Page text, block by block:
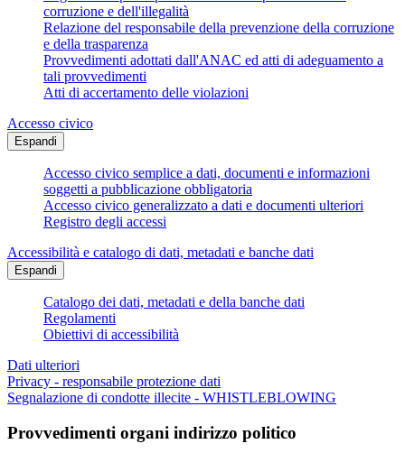
corruzione e dell'illegalità
Relazione del responsabile della prevenzione della corruzione
e della trasparenza
Provvedimenti adottati dall'ANAC ed atti di adeguamento a
tali provvedimenti
Atti di accertamento delle violazioni
Accesso civico
Espandi
Accesso civico semplice a dati, documenti e informazioni
soggetti a pubblicazione obbligatoria
Accesso civico generalizzato a dati e documenti ulteriori
Registro degli accessi
Accessibilità e catalogo di dati, metadati e banche dati
Espandi
Catalogo dei dati, metadati e della banche dati
Regolamenti
Obiettivi di accessibilità
Dati ulteriori
Privacy - responsabile protezione dati
Segnalazione di condotte illecite - WHISTLEBLOWING
Provvedimenti organi indirizzo politico